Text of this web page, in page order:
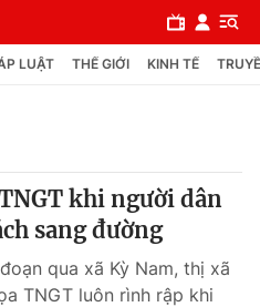
LUẬT THẾ GIỚI KINH TẾ
khi người dân
sang đường
qua xã Kỳ Nam, thị xã
TNGT luôn rình rập khi